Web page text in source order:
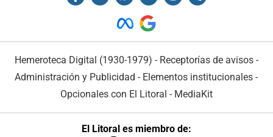
Hemeroteca Digital (1930-1979) - Receptorías de avisos -
Administración y Publicidad - Elementos institucionales -
Opcionales con El Litoral - MediaKit
El Litoral es miembro de: